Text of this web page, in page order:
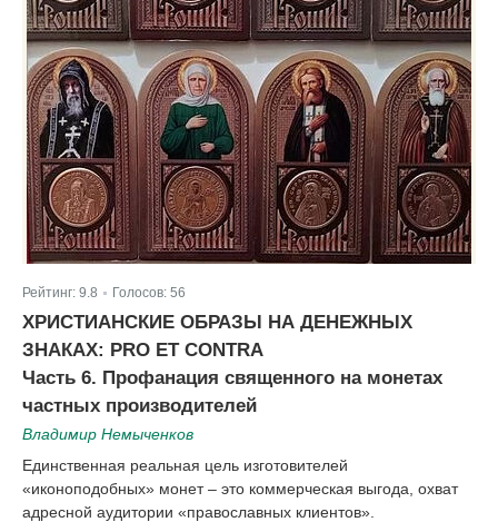
Рейтинг: 9.8 Голосов: 56
ХРИСТИАНСКИЕ ОБРАЗЫ НА ДЕНЕЖНЫХ
ЗНАКАХ: PRO ET CONTRA
Часть 6. Профанация священного на монетах
частных производителей
Владимир Немыченков
Единственная реальная цель изготовителей
«иконоподобных» монет – это коммерческая выгода, охват
адресной аудитории «православных клиентов».